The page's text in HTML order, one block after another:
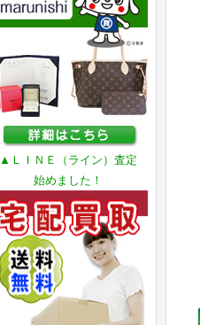
▲ＬＩＮＥ（ライン）査定
始めました！